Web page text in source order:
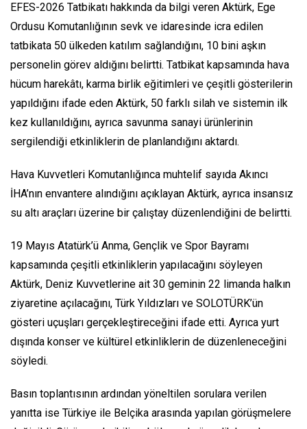
EFES-2026 Tatbikatı hakkında da bilgi veren Aktürk, Ege
Ordusu Komutanlığının sevk ve idaresinde icra edilen
tatbikata 50 ülkeden katılım sağlandığını, 10 bini aşkın
personelin görev aldığını belirtti. Tatbikat kapsamında hava
hücum harekâtı, karma birlik eğitimleri ve çeşitli gösterilerin
yapıldığını ifade eden Aktürk, 50 farklı silah ve sistemin ilk
kez kullanıldığını, ayrıca savunma sanayi ürünlerinin
sergilendiği etkinliklerin de planlandığını aktardı.
Hava Kuvvetleri Komutanlığınca muhtelif sayıda Akıncı
İHA’nın envantere alındığını açıklayan Aktürk, ayrıca insansız
su altı araçları üzerine bir çalıştay düzenlendiğini de belirtti.
19 Mayıs Atatürk’ü Anma, Gençlik ve Spor Bayramı
kapsamında çeşitli etkinliklerin yapılacağını söyleyen
Aktürk, Deniz Kuvvetlerine ait 30 geminin 22 limanda halkın
ziyaretine açılacağını, Türk Yıldızları ve SOLOTÜRK’ün
gösteri uçuşları gerçekleştireceğini ifade etti. Ayrıca yurt
dışında konser ve kültürel etkinliklerin de düzenleneceğini
söyledi.
Basın toplantısının ardından yöneltilen sorulara verilen
yanıtta ise Türkiye ile Belçika arasında yapılan görüşmelere